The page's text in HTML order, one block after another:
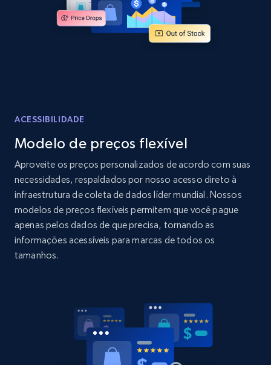
Home Depot US - Discover products by
specified URL
URL, Domain, Country code, Model number,
Home Depot US - Discover products by
specified UPC
URL, Domain, Country code, Model number,
Sku, Product id, Product name, Manufacturer,
and more.
2.1K+
Home Depot US - Discovery products by
specific category URL
URL, Domain, Country code, Model number,
Sku, Product id, Product name, Manufacturer,
ACESSIBILIDADE
Modelo de preços flexível
Aproveite os preços personalizados de acordo com suas
necessidades, respaldados por nosso acesso direto à
infraestrutura de coleta de dados líder mundial. Nossos
modelos de preços flexíveis permitem que você pague
apenas pelos dados de que precisa, tornando as
informações acessíveis para marcas de todos os
tamanhos.